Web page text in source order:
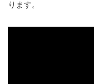
ります。